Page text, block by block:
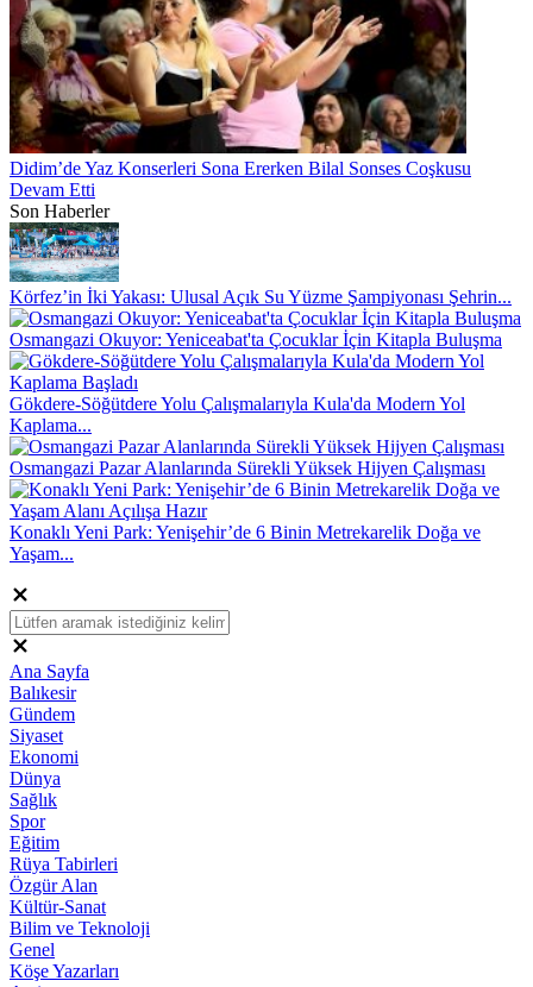
Didim’de Yaz Konserleri Sona Ererken Bilal Sonses Coşkusu
Devam Etti
Son Haberler
Körfez’in İki Yakası: Ulusal Açık Su Yüzme Şampiyonası Şehrin...
Osmangazi Okuyor: Yeniceabat'ta Çocuklar İçin Kitapla Buluşma
Gökdere-Söğütdere Yolu Çalışmalarıyla Kula'da Modern Yol
Kaplama...
Osmangazi Pazar Alanlarında Sürekli Yüksek Hijyen Çalışması
Konaklı Yeni Park: Yenişehir’de 6 Binin Metrekarelik Doğa ve
Yaşam...
Ana Sayfa
Balıkesir
Gündem
Siyaset
Ekonomi
Dünya
Sağlık
Spor
Eğitim
Rüya Tabirleri
Özgür Alan
Kültür-Sanat
Bilim ve Teknoloji
Genel
Köşe Yazarları